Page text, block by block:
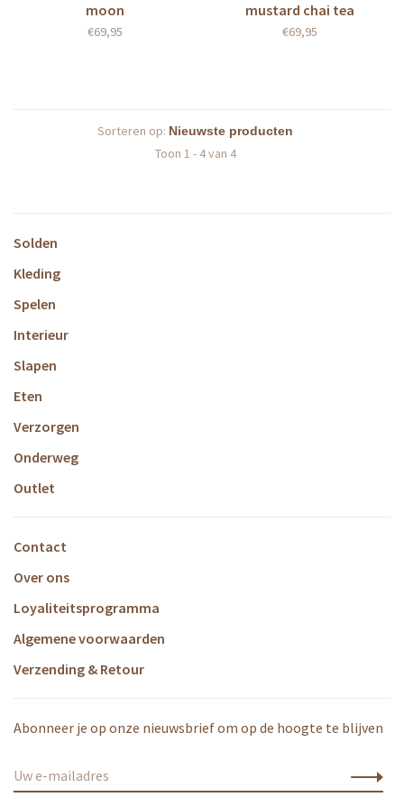
moon
€69,95
mustard chai tea
€69,95
Sorteren op:
Toon 1 - 4 van 4
Solden
Kleding
Spelen
Interieur
Slapen
Eten
Verzorgen
Onderweg
Outlet
Contact
Over ons
Loyaliteitsprogramma
Algemene voorwaarden
Verzending & Retour
Abonneer je op onze nieuwsbrief om op de hoogte te blijven